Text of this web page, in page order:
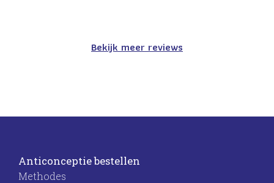
Bekijk meer reviews
Anticonceptie bestellen
Methodes